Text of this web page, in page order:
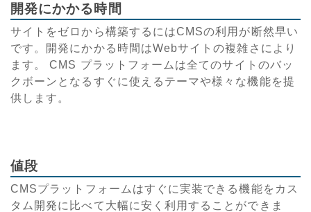
開発にかかる時間
サイトをゼロから構築するにはCMSの利用が断然早い
です。開発にかかる時間はWebサイトの複雑さにより
ます。 CMS プラットフォームは全てのサイトのバッ
クボーンとなるすぐに使えるテーマや様々な機能を提
供します。
値段
CMSプラットフォームはすぐに実装できる機能をカス
タム開発に比べて大幅に安く利用することができま